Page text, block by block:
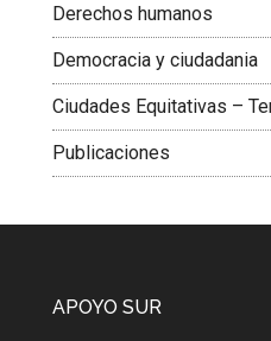
Derechos humanos
Democracia y ciudadania
Ciudades Equitativas –
Publicaciones
APOYO SUR